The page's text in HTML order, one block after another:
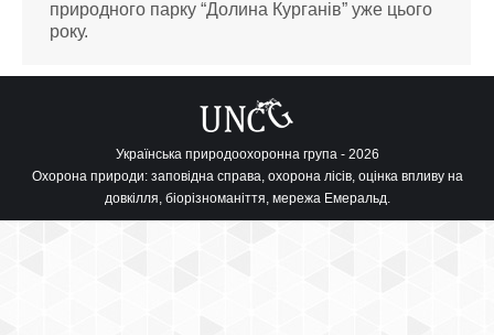
природного парку “Долина Курганів” уже цього
року.
Українська природоохоронна група - 2026
Охорона природи: заповідна справа, охорона лісів, оцінка впливу на
довкілля, біорізноманіття, мережа Емеральд.